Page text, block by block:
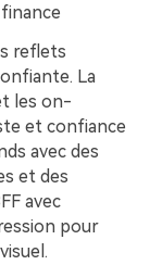
reflets
La
les on-
et confiance
avec des
et des
avec
pour